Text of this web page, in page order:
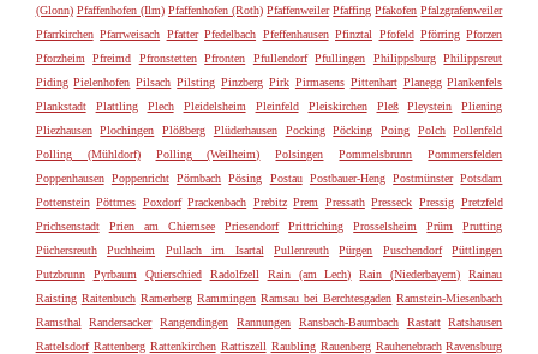
(Glonn) Pfaffenhofen (Ilm) Pfaffenhofen (Roth) Pfaffenweiler Pfaffing Pfakofen Pfalzgrafenweiler
Pfarrkirchen Pfarrweisach Pfatter Pfedelbach Pfeffenhausen Pfinztal Pfofeld Pförring Pforzen
Pforzheim
Pfreimd Pfronstetten Pfronten Pfullendorf Pfullingen Philippsburg Philippsreut
Piding Pielenhofen Pilsach Pilsting Pinzberg Pirk Pirmasens Pittenhart Planegg Plankenfels
Plankstadt
Plattling Plech Pleidelsheim Pleinfeld Pleiskirchen Pleß Pleystein
Pliening
Pliezhausen
Plochingen Plößberg Plüderhausen Pocking Pöcking Poing Polch
Pollenfeld
Polling (Mühldorf)
Polling (Weilheim) Polsingen Pommelsbrunn
Pommersfelden
Poppenhausen Poppenricht Pörnbach Pösing Postau Postbauer-Heng Postmünster Potsdam
Pottenstein Pöttmes Poxdorf Prackenbach Prebitz Prem Pressath Presseck Pressig Pretzfeld
Prichsenstadt
Prien am Chiemsee Priesendorf Prittriching Prosselsheim Prüm
Prutting
Püchersreuth
Puchheim Pullach im Isartal Pullenreuth Pürgen Puschendorf
Püttlingen
Putzbrunn
Pyrbaum Quierschied Radolfzell Rain (am Lech) Rain (Niederbayern)
Rainau
Raisting Raitenbuch Ramerberg Rammingen Ramsau bei Berchtesgaden Ramstein-Miesenbach
Ramsthal
Randersacker Rangendingen Rannungen Ransbach-Baumbach Rastatt
Ratshausen
Rattelsdorf Rattenberg Rattenkirchen Rattiszell Raubling Rauenberg Rauhenebrach Ravensburg